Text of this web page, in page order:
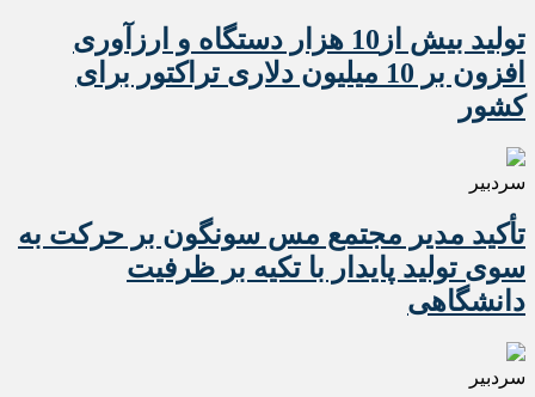
تولید بیش از10 هزار دستگاه و ارزآوری
افزون بر 10 میلیون دلاری تراکتور برای
کشور
سردبیر
تأکید مدیر مجتمع مس سونگون بر حرکت به
سوی تولید پایدار با تکیه بر ظرفیت
دانشگاهی
سردبیر